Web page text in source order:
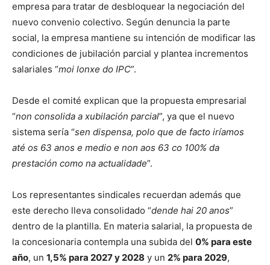
empresa para tratar de desbloquear la negociación del
nuevo convenio colectivo. Según denuncia la parte
social, la empresa mantiene su intención de modificar las
condiciones de jubilación parcial y plantea incrementos
salariales “moi lonxe do IPC”.
Desde el comité explican que la propuesta empresarial
“non consolida a xubilación parcial”, ya que el nuevo
sistema sería “sen dispensa, polo que de facto iríamos
até os 63 anos e medio e non aos 63 co 100% da
prestación como na actualidade”.
Los representantes sindicales recuerdan además que
este derecho lleva consolidado “dende hai 20 anos”
dentro de la plantilla. En materia salarial, la propuesta de
la concesionaria contempla una subida del 0% para este
año, un 1,5% para 2027 y 2028 y un 2% para 2029,